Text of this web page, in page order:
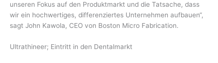
unseren Fokus auf den Produktmarkt und die Tatsache, dass
wir ein hochwertiges, differenziertes Unternehmen aufbauen“,
sagt John Kawola, CEO von Boston Micro Fabrication.
Ultrathineer; Eintritt in den Dentalmarkt